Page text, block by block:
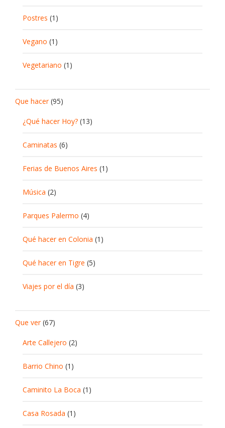
Postres (1)
Vegano (1)
Vegetariano (1)
Que hacer(95)
¿Qué hacer Hoy? (13)
Caminatas (6)
Ferias de Buenos Aires (1)
Música (2)
Parques Palermo (4)
Qué hacer en Colonia (1)
Qué hacer en Tigre (5)
Viajes por el día (3)
Que ver(67)
Arte Callejero (2)
Barrio Chino (1)
Caminito La Boca (1)
Casa Rosada (1)